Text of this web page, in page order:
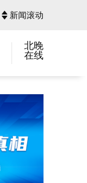
新闻滚动
北晚
在线